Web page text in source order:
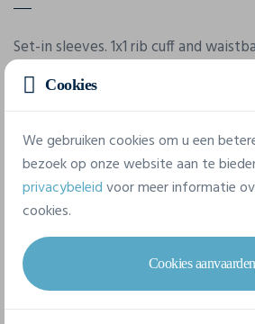
Set-in sleeves. 1x1 rib cuff and
Classic fit.
Eigenschappen
Merk
Fol
Referentie
062276
Cookies
We gebruiken cookies om u een
bezoek op onze website aan te
privacybeleidvoor meer informatie
cookies.
Cookies aanvaarden